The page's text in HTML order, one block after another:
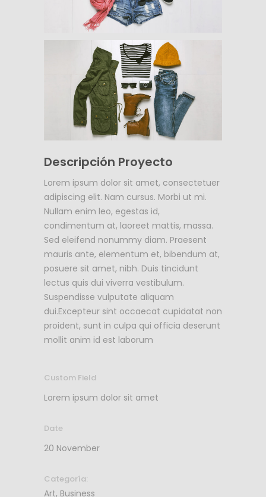
Descripción Proyecto
Lorem ipsum dolor sit amet, consectetuer
adipiscing elit. Nam cursus. Morbi ut mi.
Nullam enim leo, egestas id,
condimentum at, laoreet mattis, massa.
Sed eleifend nonummy diam. Praesent
mauris ante, elementum et, bibendum at,
posuere sit amet, nibh. Duis tincidunt
lectus quis dui viverra vestibulum.
Suspendisse vulputate aliquam
dui.Excepteur sint occaecat cupidatat non
proident, sunt in culpa qui officia deserunt
mollit anim id est laborum
Custom Field
Lorem ipsum dolor sit amet
Date
20 November
Categoría:
Art, Business